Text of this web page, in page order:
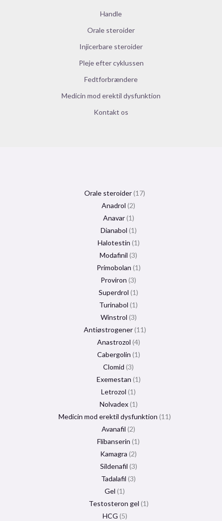
Handle
Orale steroider
Injicerbare steroider
Pleje efter cyklussen
Fedtforbrændere
Medicin mod erektil dysfunktion
Kontakt os
Orale steroider 17
Anadrol 2
Anavar 1
Dianabol 1
Halotestin 1
Modafinil 3
Primobolan 1
Proviron 3
Superdrol 1
Turinabol 1
Winstrol 3
Antiøstrogener 11
Anastrozol 4
Cabergolin 1
Clomid 3
Exemestan 1
Letrozol 1
Nolvadex 1
Medicin mod erektil dysfunktion 11
Avanafil 2
Flibanserin 1
Kamagra 2
Sildenafil 3
Tadalafil 3
Gel 1
Testosteron gel 1
HCG 5